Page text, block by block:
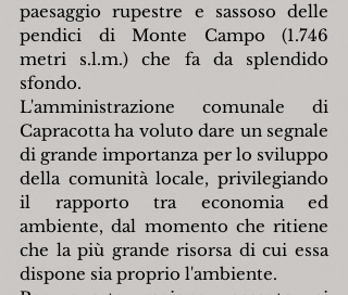
paesaggio rupestre e sassoso delle
pendici di Monte Campo (1.746
metri s.l.m.) che fa da splendido
sfondo.
L'amministrazione comunale di
Capracotta ha voluto dare un segnale
di grande importanza per lo sviluppo
della comunità locale, privilegiando
il rapporto tra economia ed
ambiente, dal momento che ritiene
che la più grande risorsa di cui essa
dispone sia proprio l'ambiente.